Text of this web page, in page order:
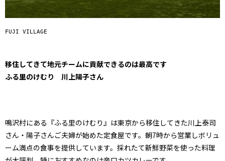
FUJI VILLAGE
移住してきて地元チームに貢献できるのは最高です
ふる里のけむり 川上陽子さん
鳴沢村にある『ふる里のけむり』は東京から移住してきた川上泰司
さん・陽子さんご夫婦が始めた定食屋です。朝7時から営業しボリュ
ーム満点の食事を提供しています。採れたて新鮮野菜を使った料理